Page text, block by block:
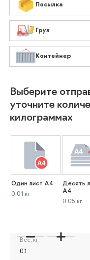
Посылка
Груз
Контейнер
Выберите
уточните
килограммах
Один лист А4
0.01 кг
Десять
А4
0.05 кг
Вес, кг